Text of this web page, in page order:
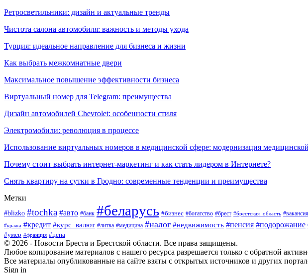
Ретросветильники: дизайн и актуальные тренды
Чистота салона автомобиля: важность и методы ухода
Турция: идеальное направление для бизнеса и жизни
Как выбрать межкомнатные двери
Максимальное повышение эффективности бизнеса
Виртуальный номер для Telegram: преимущества
Дизайн автомобилей Chevrolet: особенности стиля
Электромобили: революция в процессе
Использование виртуальных номеров в медицинской сфере: модернизация
Почему стоит выбрать интернет-маркетинг и как стать лидером в Интернете?
Снять квартиру на сутки в Гродно: современные тенденции и преимущества
Метки
#blizko #tochka #авто #банк #беларусь #бизнес #богатство #брест #брестская_область #вакансия
#кража #кредит #курс_валют #литва #медицина #налог #недвижимость #пенсия #подорожание
#умер #франция #цена
© 2026 - Новости Бреста и Брестской области. Все права защищены.
Любое копирование материалов с нашего ресурса разрешается только с обратной
Все материалы опубликованные на сайте взяты с открытых источников и других
Sign in